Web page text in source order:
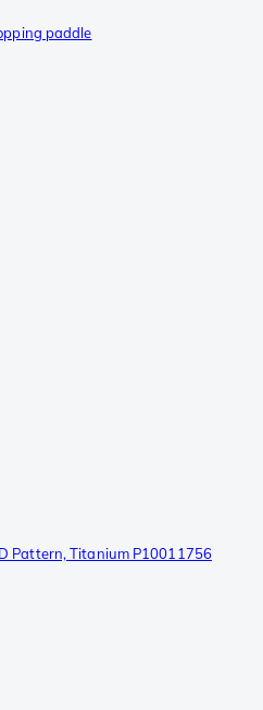
paddle
Pattern, Titanium P10011756